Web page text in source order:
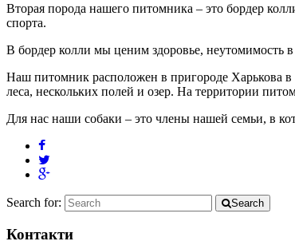
Вторая порода нашего питомника – это бордер
спорта.
В бордер колли мы ценим здоровье, неутомимость
Наш питомник расположен в пригороде Харькова
леса, нескольких полей и озер. На территории
Для нас наши собаки – это члены нашей семьи, в
Search for: Search
Контакти